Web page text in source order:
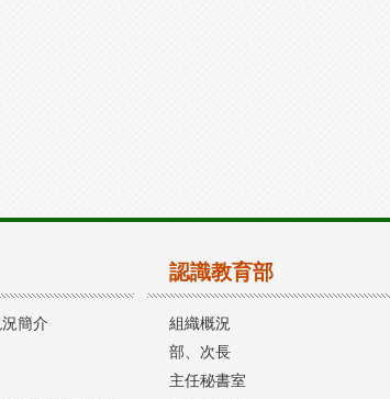
簡介
認識教育部
組織概況
部、次長
主任秘書室